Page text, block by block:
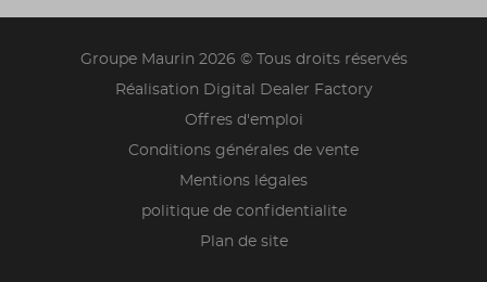
Groupe Maurin 2026 © Tous droits réservés
Réalisation Digital Dealer Factory
Offres d'emploi
Conditions générales de vente
Mentions légales
politique de confidentialite
Plan de site